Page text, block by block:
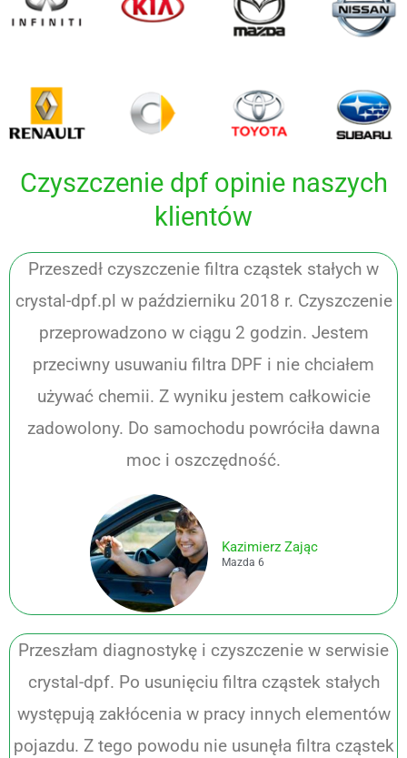
Czyszczenie dpf opinie naszych
klientów
Przeszedł czyszczenie filtra cząstek stałych w
crystal-dpf.pl w październiku 2018 r. Czyszczenie
przeprowadzono w ciągu 2 godzin. Jestem
przeciwny usuwaniu filtra DPF i nie chciałem
używać chemii. Z wyniku jestem całkowicie
zadowolony. Do samochodu powróciła dawna
moc i oszczędność.
Kazimierz Zając
Mazda 6
Przeszłam diagnostykę i czyszczenie w serwisie
crystal-dpf. Po usunięciu filtra cząstek stałych
występują zakłócenia w pracy innych elementów
pojazdu. Z tego powodu nie usunęła filtra cząstek